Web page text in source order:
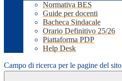
Normativa BES
Guide per docenti
Bacheca Sindacale
Orario Definitivo 25/26
Piattaforma PDP
Help Desk
Campo di ricerca per le pagine del sito